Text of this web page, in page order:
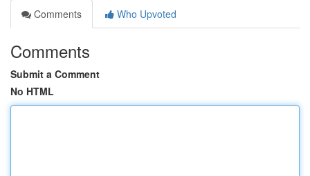
Comments
Who Upvoted
Comments
Submit a Comment
No HTML